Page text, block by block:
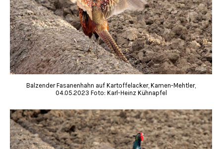
Balzender Fasanenhahn auf Kartoffelacker, Kamen-Mehtler,
04.05.2023 Foto: Karl-Heinz Kühnapfel